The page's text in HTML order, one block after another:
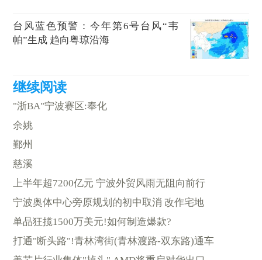
台风蓝色预警：今年第6号台风“韦
帕”生成 趋向粤琼沿海
"浙BA"宁波赛区:奉化
余姚
鄞州
慈溪
上半年超7200亿元 宁波外贸风雨无阻向前行
宁波奥体中心旁原规划的初中取消 改作宅地
单品狂揽1500万美元!如何制造爆款?
打通"断头路"!青林湾街(青林渡路-双东路)通车